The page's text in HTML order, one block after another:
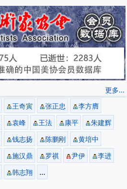
更多...
王奇寅 张正忠
李方膺
袁峰 王法 康平
朱建辉
钱志扬 陈鹏刚
黄培中
施汉鼎 罗祺 尹伊
李进
韩志翔 ...